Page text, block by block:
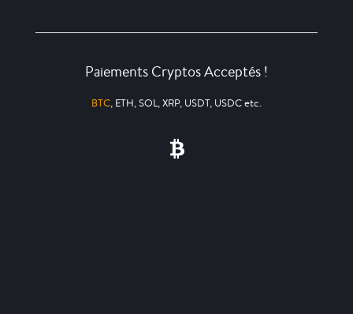
Paiements Cryptos Acceptés !
BTC, ETH, SOL, XRP, USDT, USDC etc.